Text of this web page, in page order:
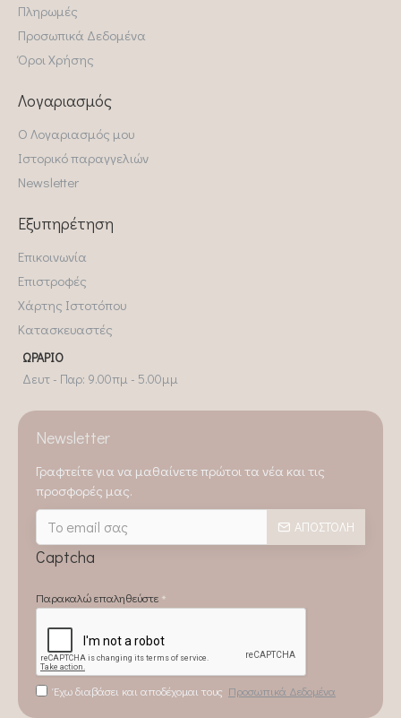
Πληρωμές
Προσωπικά Δεδομένα
Όροι Χρήσης
Λογαριασμός
Ο Λογαριασμός μου
Ιστορικό παραγγελιών
Newsletter
Εξυπηρέτηση
Επικοινωνία
Επιστροφές
Χάρτης Ιστοτόπου
Κατασκευαστές
ΩΡΆΡΙΟ
Δευτ - Παρ: 9.00πμ - 5.00μμ
Newsletter
Γραφτείτε για να μαθαίνετε πρώτοι τα νέα και τις
προσφορές μας.
ΑΠΟΣΤΟΛΉ
Captcha
Παρακαλώ επαληθεύστε
Έχω διαβάσει και αποδέχομαι τους Προσωπικά Δεδομένα